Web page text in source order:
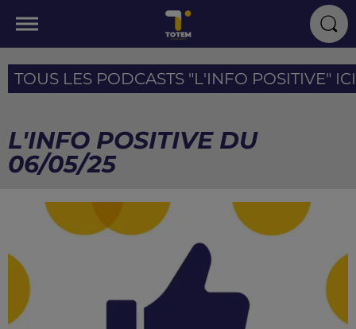
TOUS LES PODCASTS "L'INFO POSITIVE"
L'INFO POSITIVE DU
06/05/25